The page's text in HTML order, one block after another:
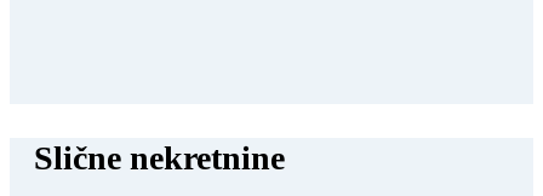
Slične nekretnine